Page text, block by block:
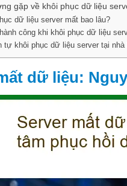
gặp về khôi phục dữ liệu
dữ liệu server mất bao lâu?
công khi khôi phục dữ liệu
tự khôi phục dữ liệu server tại nhà
dữ liệu: